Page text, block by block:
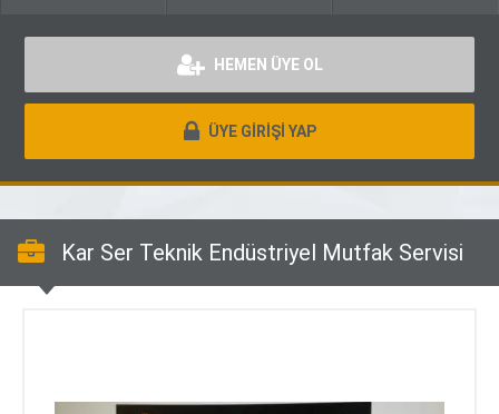
HEMEN ÜYE OL
ÜYE GİRİŞİ YAP
Kar Ser Teknik Endüstriyel Mutfak Servisi